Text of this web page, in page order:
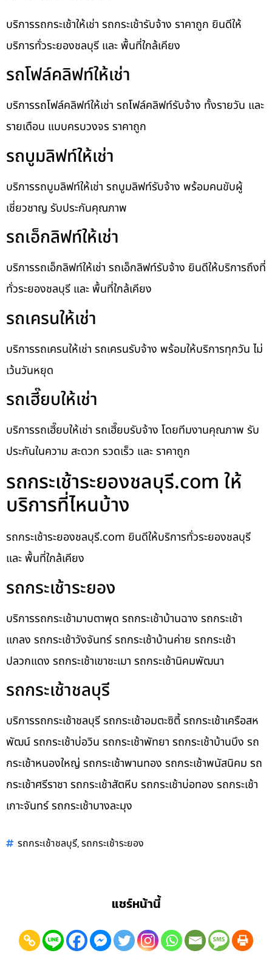
บริการรถกระเช้าให้เช่า รถกระเช้ารับจ้าง ราคาถูก ยินดีให้
บริการทั่วระยองชลบุรี และ พื้นที่ใกล้เคียง
รถโฟล์คลิฟท์ให้เช่า
บริการรถโฟล์คลิฟท์ให้เช่า รถโฟล์คลิฟท์รับจ้าง ทั้งรายวัน และ
รายเดือน แบบครบวงจร ราคาถูก
รถบูมลิฟท์ให้เช่า
บริการรถบูมลิฟท์ให้เช่า รถบูมลิฟท์รับจ้าง พร้อมคนขับผู้
เชี่ยวชาญ รับประกันคุณภาพ
รถเอ็กลิฟท์ให้เช่า
บริการรถเอ็กลิฟท์ให้เช่า รถเอ็กลิฟท์รับจ้าง ยินดีให้บริการถึงที่
ทั่วระยองชลบุรี และ พื้นที่ใกล้เคียง
รถเครนให้เช่า
บริการรถเครนให้เช่า รถเครนรับจ้าง พร้อมให้บริการทุกวัน ไม่
เว้นวันหยุด
รถเฮี๊ยบให้เช่า
บริการรถเฮี๊ยบให้เช่า รถเฮี๊ยบรับจ้าง โดยทีมงานคุณภาพ รับ
ประกันในความ สะดวก รวดเร็ว และ ราคาถูก
รถกระเช้าระยองชลบุรี.com ให้
บริการที่ไหนบ้าง
รถกระเช้าระยองชลบุรี.com ยินดีให้บริการทั่วระยองชลบุรี
และ พื้นที่ใกล้เคียง
รถกระเช้าระยอง
บริการรถกระเช้ามาบตาพุด รถกระเช้าบ้านฉาง รถกระเช้า
แกลง รถกระเช้าวังจันทร์ รถกระเช้าบ้านค่าย รถกระเช้า
ปลวกแดง รถกระเช้าเขาชะเมา รถกระเช้านิคมพัฒนา
รถกระเช้าชลบุรี
บริการรถกระเช้าชลบุรี รถกระเช้าอมตะซิตี้ รถกระเช้าเครือสห
พัฒน์ รถกระเช้าบ่อวิน รถกระเช้าพัทยา รถกระเช้าบ้านบึง รถ
กระเช้าหนองใหญ่ รถกระเช้าพานทอง รถกระเช้าพนัสนิคม รถ
กระเช้าศรีราชา รถกระเช้าสัตหีบ รถกระเช้าบ่อทอง รถกระเช้า
เกาะจันทร์ รถกระเช้าบางละมุง
รถกระเช้าชลบุรี,รถกระเช้าระยอง
แชร์หน้านี้